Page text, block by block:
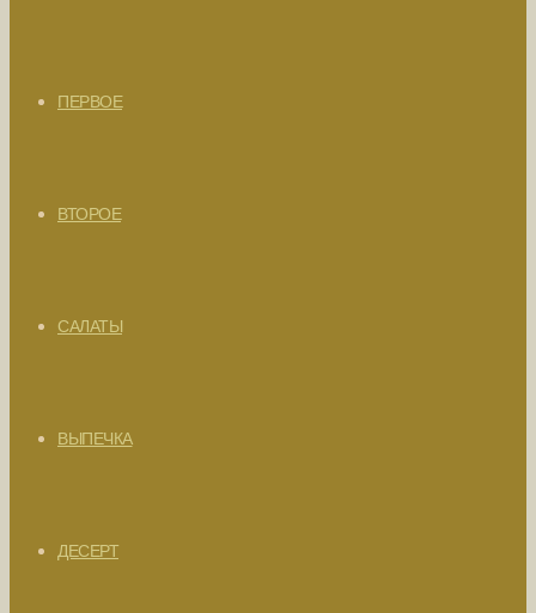
ПЕРВОЕ
ВТОРОЕ
САЛАТЫ
ВЫПЕЧКА
ДЕСЕРТ